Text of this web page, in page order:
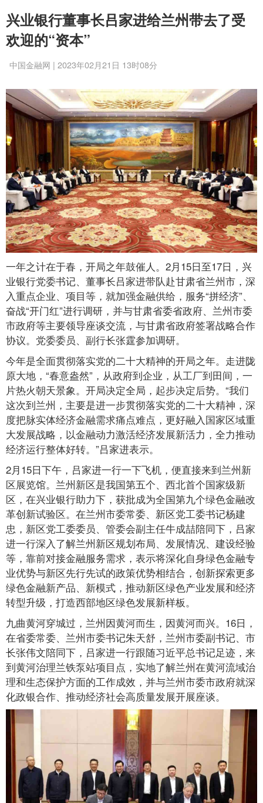
兴业银行董事长吕家进给兰州带去了受
欢迎的“资本”
中国金融网 | 2023年02月21日 13时08分
一年之计在于春，开局之年鼓催人。2月15日至17日，兴
业银行党委书记、董事长吕家进带队赴甘肃省兰州市，深
入重点企业、项目等，就加强金融供给，服务“拼经济”、
奋战“开门红”进行调研，并与甘肃省委省政府、兰州市委
市政府等主要领导座谈交流，与甘肃省政府签署战略合作
协议。党委委员、副行长张霆参加调研。
今年是全面贯彻落实党的二十大精神的开局之年。走进陇
原大地，“春意盎然”，从政府到企业，从工厂到田间，一
片热火朝天景象。开局决定全局，起步决定后势。“我们
这次到兰州，主要是进一步贯彻落实党的二十大精神，深
度把脉实体经济金融需求痛点难点，更好融入国家区域重
大发展战略，以金融动力激活经济发展新活力，全力推动
经济运行整体好转。”吕家进表示。
2月15日下午，吕家进一行一下飞机，便直接来到兰州新
区展览馆。兰州新区是我国第五个、西北首个国家级新
区，在兴业银行助力下，获批成为全国第九个绿色金融改
革创新试验区。在兰州市委常委、新区党工委书记杨建
忠，新区党工委委员、管委会副主任牛成喆陪同下，吕家
进一行深入了解兰州新区规划布局、发展情况、建设经验
等，靠前对接金融服务需求，表示将深化自身绿色金融专
业优势与新区先行先试的政策优势相结合，创新探索更多
绿色金融新产品、新模式，推动新区绿色产业发展和经济
转型升级，打造西部地区绿色发展新样板。
九曲黄河穿城过，兰州因黄河而生，因黄河而兴。16日，
在省委常委、兰州市委书记朱天舒，兰州市委副书记、市
长张伟文陪同下，吕家进一行跟随习近平总书记足迹，来
到黄河治理兰铁泵站项目点，实地了解兰州在黄河流域治
理和生态保护方面的工作成效，并与兰州市委市政府就深
化政银合作、推动经济社会高质量发展开展座谈。